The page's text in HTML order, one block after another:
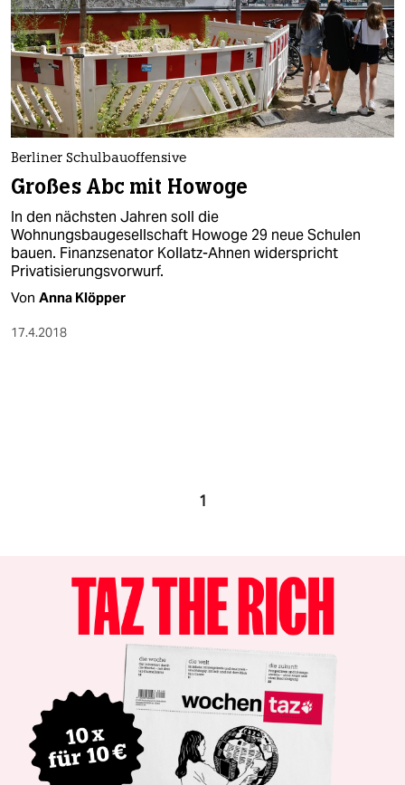
Berliner Schulbauoffensive
Großes Abc mit Howoge
In den nächsten Jahren soll die
Wohnungsbaugesellschaft Howoge 29 neue Schulen
bauen. Finanzsenator Kollatz-Ahnen widerspricht
Privatisierungsvorwurf.
Von Anna Klöpper
17.4.2018
1